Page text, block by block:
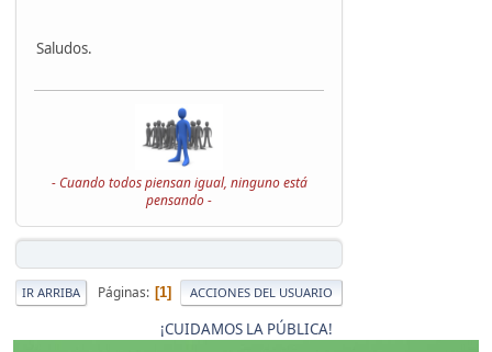
Saludos.
- Cuando todos piensan igual, ninguno está
pensando -
IR ARRIBA Páginas 1 ACCIONES DEL USUARIO
¡CUIDAMOS LA PÚBLICA!